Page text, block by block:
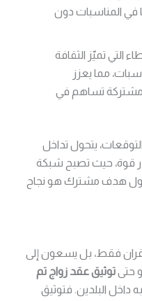
في المناسبات دون
التي تميّز الثقافة
مما يعزز
مشتركة تساهم في
يتحول تداخل
قوة، حيث تصبح شبكة
حول هدف مشترك هو نجاح
فقط، بل يسعون إلى
حتىتوثيق عقد زواج تم
داخل البلدين. فتوثيق